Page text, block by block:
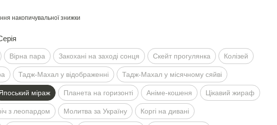
накопичувальної знижки
Вiрна пара Закоханi на заходi сонця Скейт прогулянка Колiзей
Тадж-Махал у вiдображеннi Тадж-Махал у мiсячному сяйвi
мiраж Планета на горизонтi Анiме-кошеня Цiкавий жираф
з леопардом Молитва за Україну Коргi на диванi